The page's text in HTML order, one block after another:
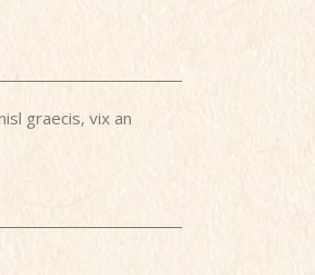
graecis, vix an